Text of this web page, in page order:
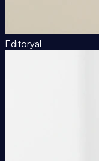
Editöryal